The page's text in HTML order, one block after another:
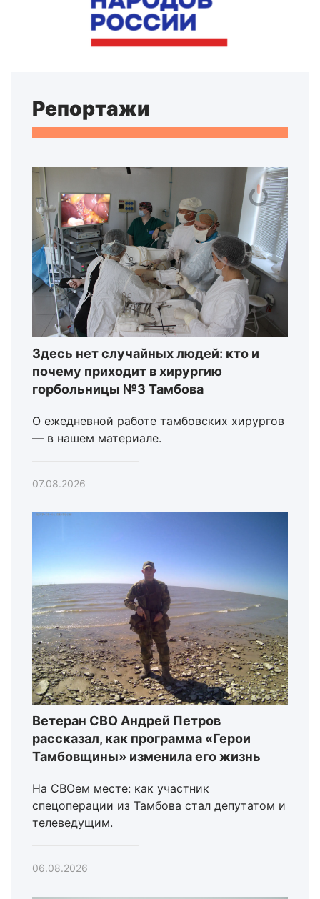
Репортажи
Здесь нет случайных людей: кто и
почему приходит в хирургию
горбольницы №3 Тамбова
О ежедневной работе тамбовских хирургов
— в нашем материале.
07.08.2026
Ветеран СВО Андрей Петров
рассказал, как программа «Герои
Тамбовщины» изменила его жизнь
На СВОем месте: как участник
спецоперации из Тамбова стал депутатом и
телеведущим.
06.08.2026